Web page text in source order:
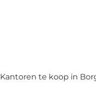
Kantoren te koop in